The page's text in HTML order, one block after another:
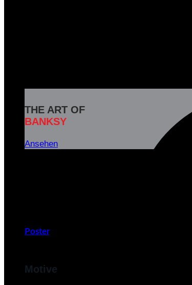
THE ART OF
BANKSY
Ansehen
Poster
Motive